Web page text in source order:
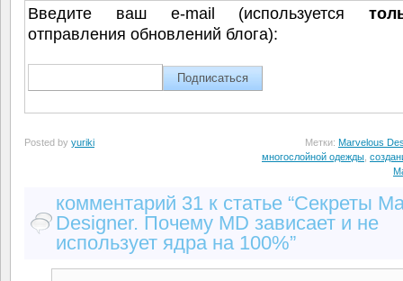
Введите ваш e-mail (используется
отправления обновлений блога):
Posted by yuriki Метки: Marvelous
многослойной одежды
комментарий 31 к статье “Секреты
Designer. Почему MD зависает и не
использует ядра на 100%”